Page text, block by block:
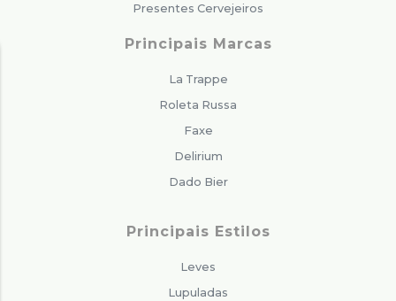
Presentes Cervejeiros
Principais Marcas
La Trappe
Roleta Russa
Faxe
Delirium
Dado Bier
Principais Estilos
Leves
Lupuladas